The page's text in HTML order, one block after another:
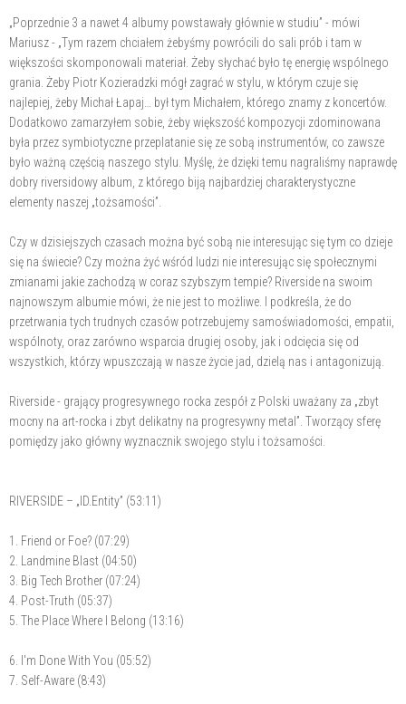
„Poprzednie 3 a nawet 4 albumy powstawały głównie w studiu” - mówi
Mariusz - „Tym razem chciałem żebyśmy powrócili do sali prób i tam w
większości skomponowali materiał. Żeby słychać było tę energię wspólnego
grania. Żeby Piotr Kozieradzki mógł zagrać w stylu, w którym czuje się
najlepiej, żeby Michał Łapaj… był tym Michałem, którego znamy z koncertów.
Dodatkowo zamarzyłem sobie, żeby większość kompozycji zdominowana
była przez symbiotyczne przeplatanie się ze sobą instrumentów, co zawsze
było ważną częścią naszego stylu. Myślę, że dzięki temu nagraliśmy naprawdę
dobry riversidowy album, z którego biją najbardziej charakterystyczne
elementy naszej „tożsamości”.
Czy w dzisiejszych czasach można być sobą nie interesując się tym co dzieje
się na świecie? Czy można żyć wśród ludzi nie interesując się społecznymi
zmianami jakie zachodzą w coraz szybszym tempie? Riverside na swoim
najnowszym albumie mówi, że nie jest to możliwe. I podkreśla, że do
przetrwania tych trudnych czasów potrzebujemy samoświadomości, empatii,
wspólnoty, oraz zarówno wsparcia drugiej osoby, jak i odcięcia się od
wszystkich, którzy wpuszczają w nasze życie jad, dzielą nas i antagonizują.
Riverside - grający progresywnego rocka zespół z Polski uważany za „zbyt
mocny na art-rocka i zbyt delikatny na progresywny metal”. Tworzący sferę
pomiędzy jako główny wyznacznik swojego stylu i tożsamości.
RIVERSIDE – „ID.Entity” (53:11)
1. Friend or Foe? (07:29)
2. Landmine Blast (04:50)
3. Big Tech Brother (07:24)
4. Post-Truth (05:37)
5. The Place Where I Belong (13:16)
6. I'm Done With You (05:52)
7. Self-Aware (8:43)